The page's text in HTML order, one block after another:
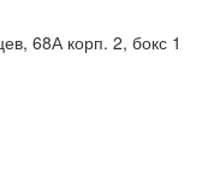
68А корп. 2, бокс 1